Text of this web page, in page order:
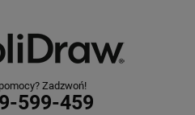
Zadzwoń!
599-459